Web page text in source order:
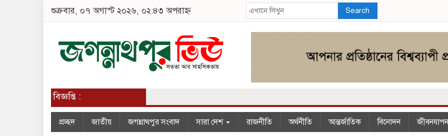
শুক্রবার, ০৭ অগাস্ট ২০২৬, ০২:৪৩ অপরাহ্ন Search
বিজ্ঞপ্তি :
প্রচ্ছদ জাতীয় জগন্নাথপুর সংবাদ সারা দেশ রাজনীতি অর্থনীতি আন্তর্জাতিক বিনোদন